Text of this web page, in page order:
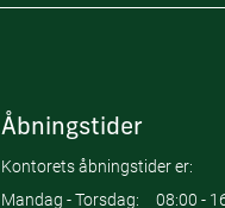
Åbningstider
Kontorets åbningstider er:
Mandag - Torsdag:
08:00 -